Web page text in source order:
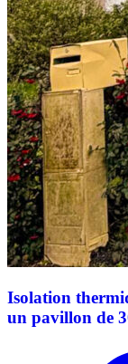
Isolation
un pavillon de